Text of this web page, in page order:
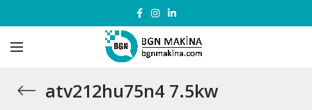
atv212hu75n4 7.5kw